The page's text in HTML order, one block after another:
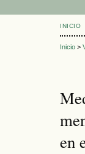
INICIO
Inicio >
en